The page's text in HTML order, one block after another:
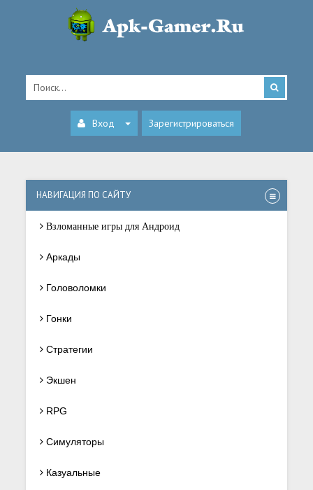
Вход Зарегистрироваться
НАВИГАЦИЯ ПО САЙТУ
Взломанные игры для Андроид
Аркады
Головоломки
Гонки
Стратегии
Экшен
RPG
Симуляторы
Казуальные